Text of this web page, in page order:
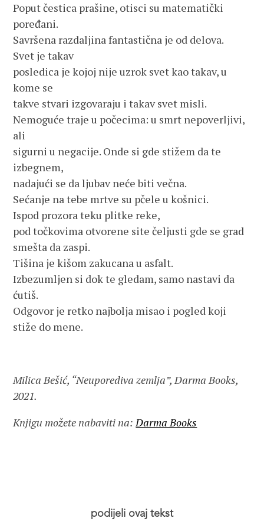
Poput čestica prašine, otisci su matematički
poređani.
Savršena razdaljina fantastična je od delova.
Svet je takav
posledica je kojoj nije uzrok svet kao takav, u
kome se
takve stvari izgovaraju i takav svet misli.
Nemoguće traje u počecima: u smrt nepoverljivi,
ali
sigurni u negacije. Onde si gde stižem da te
izbegnem,
nadajući se da ljubav neće biti večna.
Sećanje na tebe mrtve su pčele u košnici.
Ispod prozora teku plitke reke,
pod točkovima otvorene site čeljusti gde se grad
smešta da zaspi.
Tišina je kišom zakucana u asfalt.
Izbezumljen si dok te gledam, samo nastavi da
ćutiš.
Odgovor je retko najbolja misao i pogled koji
stiže do mene.
Milica Bešić, “Neuporediva zemlja”, Darma Books,
2021.
Knjigu možete nabaviti na:Darma Books
podijeli ovaj tekst